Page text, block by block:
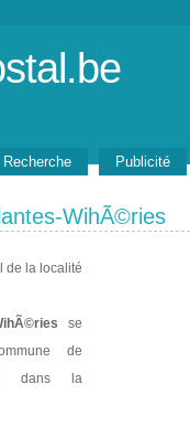
Recherche Publicité
WihÃ©ries
de la localité
se
de
dans la